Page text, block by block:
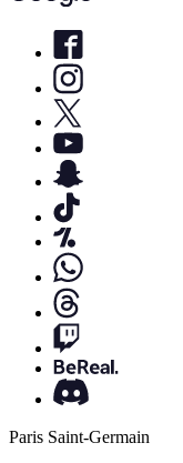
Paris Saint-Germain